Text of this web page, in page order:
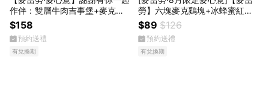
作伴：雙層牛肉吉事堡+麥克鷄
塊(4塊)+可樂(中) 好禮即享券
$158
預約送禮
有兌換期
勞】六塊麥克鷄塊+冰蜂蜜紅茶
好禮即享券
$89 $126
預約送禮
有兌換期